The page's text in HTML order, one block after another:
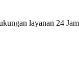
layanan 24